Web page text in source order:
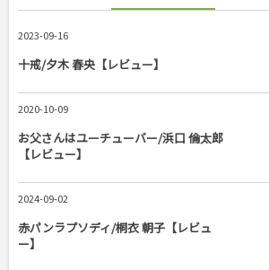
2023-09-16
十戒/夕木 春央【レビュー】
2020-10-09
お父さんはユーチューバー/浜口 倫太郎
【レビュー】
2024-09-02
赤パンラプソディ/桐衣 朝子【レビュ
ー】